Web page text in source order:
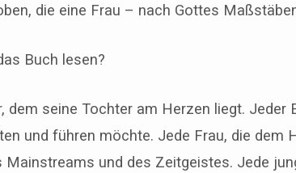
die eine Frau – nach Gottes
Buch lesen?
dem seine Tochter am Herzen liegt. Jeder
und führen möchte. Jede Frau, die dem
Mainstreams und des Zeitgeistes. Jede